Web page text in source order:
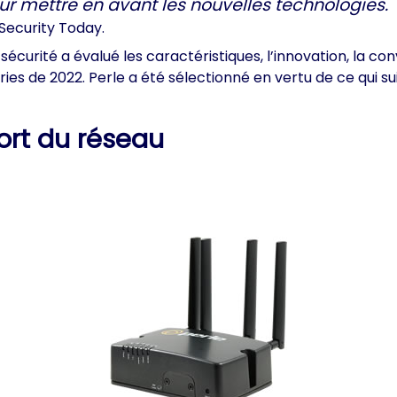
mettre en avant les nouvelles technologies.
Today.
a évalué les caractéristiques, l’innovation, la
de 2022. Perle a été sélectionné en vertu de ce qui
du réseau